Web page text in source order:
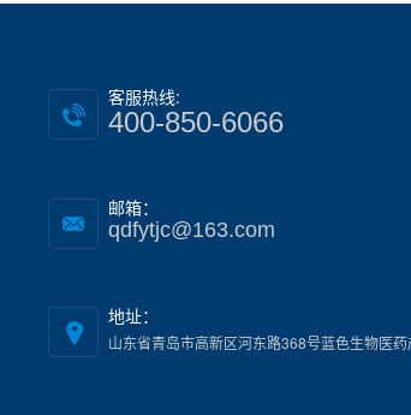
客服热线:
400-850-6066
邮箱：
qdfytjc@163.com
地址：
山东省青岛市高新区河东路368号蓝色生物医